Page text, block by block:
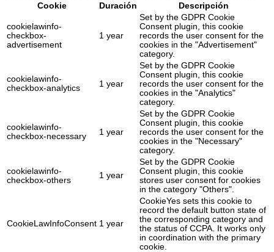
Cookie
Duración Descripción
cookielawinfo-
checkbox-
advertisement
1 year
Set by the GDPR Cookie
Consent plugin, this cookie
records the user consent for the
cookies in the "Advertisement"
category.
cookielawinfo-
checkbox-analytics
1 year
Set by the GDPR Cookie
Consent plugin, this cookie
records the user consent for the
cookies in the "Analytics"
category.
cookielawinfo-
checkbox-necessary
1 year
Set by the GDPR Cookie
Consent plugin, this cookie
records the user consent for the
cookies in the "Necessary"
category.
cookielawinfo-
checkbox-others
1 year
Set by the GDPR Cookie
Consent plugin, this cookie
stores user consent for cookies
in the category "Others".
CookieLawInfoConsent 1 year
CookieYes sets this cookie to
record the default button state of
the corresponding category and
the status of CCPA. It works only
in coordination with the primary
cookie.